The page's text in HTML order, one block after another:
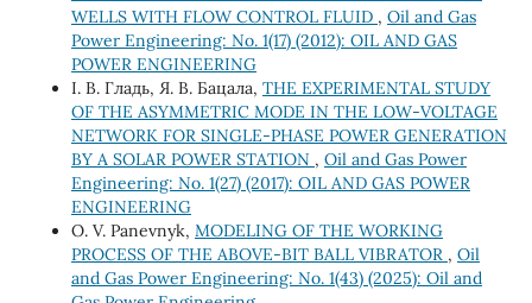
WELLS WITH FLOW CONTROL FLUID , Oil and Gas
Power Engineering: No. 1(17) (2012): OIL AND GAS
POWER ENGINEERING
І. В. Гладь, Я. В. Бацала, THE EXPERIMENTAL STUDY
OF THE ASYMMETRIC MODE IN THE LOW-VOLTAGE
NETWORK FOR SINGLE-PHASE POWER GENERATION
BY A SOLAR POWER STATION , Oil and Gas Power
Engineering: No. 1(27) (2017): OIL AND GAS POWER
ENGINEERING
O. V. Panevnyk, MODELING OF THE WORKING
PROCESS OF THE ABOVE-BIT BALL VIBRATOR , Oil
and Gas Power Engineering: No. 1(43) (2025): Oil and